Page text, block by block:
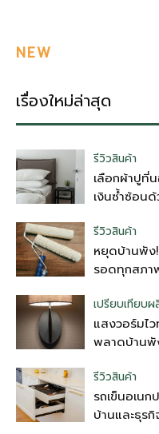
NEW
เรื่องใหม่ล่าสุด
รีวิวสินค้า
เลือกผ้าปูที่
เงินซ้ำซ้อน
รีวิวสินค้า
หยุดบ้านพัง!
รอดทุกสภา
เปรียบเทียบ
แสงวอร์มไ
พลาดบ้านพั
รีวิวสินค้า
รถเข็นอเน
บ้านและธุร